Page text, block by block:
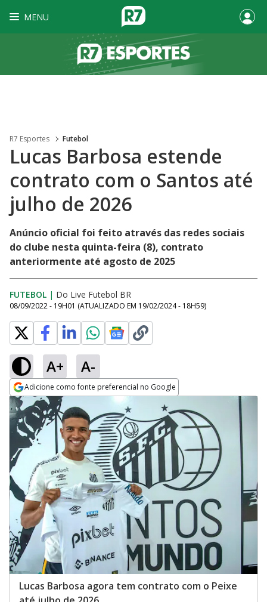
MENU
R7 Esportes Futebol
Lucas Barbosa estende
contrato com o Santos até
julho de 2026
Anúncio oficial foi feito através das redes sociais
do clube nesta quinta-feira (8), contrato
anteriormente até agosto de 2025
FUTEBOL | Do Live Futebol BR
08/09/2022 - 19H01 (ATUALIZADO EM 19/02/2024 - 18H59)
A+ A-
Adicione como fonte preferencial no Google
Opens in new window
Lucas Barbosa agora tem contrato com o Peixe